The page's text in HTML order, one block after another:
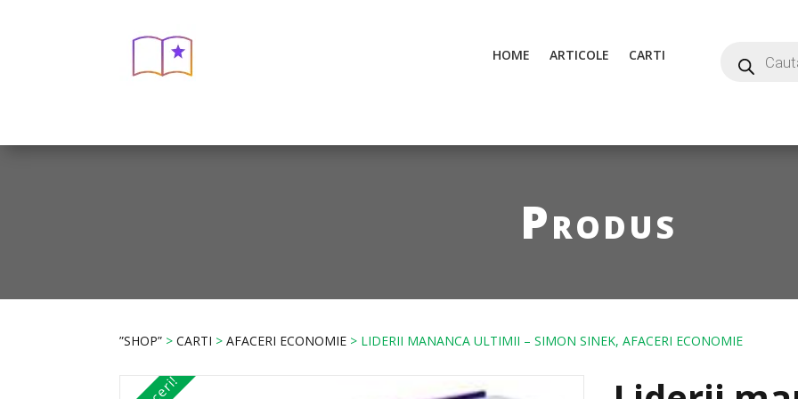
HOME ARTICOLE CARTI
Produs
”SHOP” >CARTI >AFACERI ECONOMIE > LIDERII MANANCA ULTIMII – SIMON SINEK, AFACERI ECONOMIE